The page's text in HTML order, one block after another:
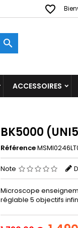
favorite_border

ACCESSOIRES
BK5000
Référence
Note
Microscope
réglable 5 objectifs